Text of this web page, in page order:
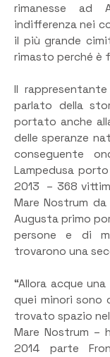
rimanesse ad
indifferenza nei
il più grande
rimasto perché è
Il
parlato della
portato anche
delle speranze
conseguente
Lampedusa
2013 – 368
Mare Nostrum
Augusta primo
persone e di
trovarono una
“Allora acque
quei minori sono
trovato spazio
Mare Nostrum –
2014 parte